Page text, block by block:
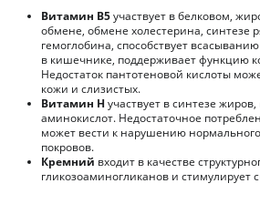
Витамин В5участвует в белковом,
обмене, обмене холестерина, синтезе
гемоглобина, способствует
в кишечнике, поддерживает функцию
Недостаток пантотеновой кислоты
кожи и слизистых.
Витамин Н участвует в синтезе
аминокислот. Недостаточное
может вести к нарушению
покровов.
Кремний входит в качестве
гликозоаминогликанов и стимулирует